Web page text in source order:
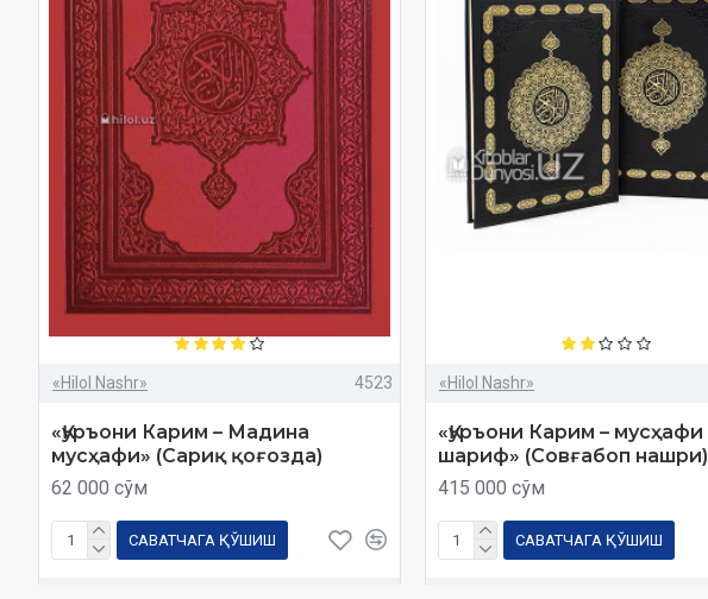
«Hilol Nashr» 4523
«Қуръони Карим – Мадина
мусҳафи» (Сариқ қоғозда)
62 000 сўм
САВАТЧАГА ҚЎШИШ
«Hilol Nashr»
«Қуръони Карим – мусҳафи
шариф» (Совғабоп нашри)
415 000 сўм
САВАТЧАГА ҚЎШИШ